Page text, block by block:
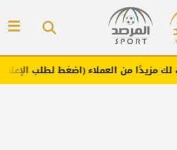
(اضغط لطلب الإعلان)